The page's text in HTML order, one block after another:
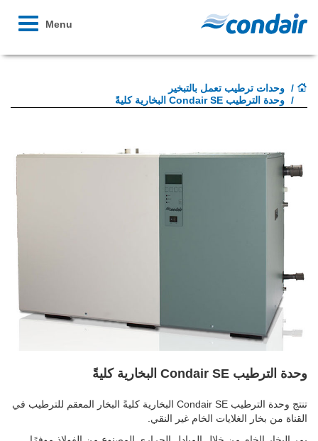
Toggle
Menu
وحدات ترطيب تعمل بالتبخير
وحدة الترطيب Condair SE البخارية كليةً
وحدة الترطيب Condair SE البخارية كليةً
تنتج وحدة الترطيب Condair SE البخارية كليةً البخار المعقم للترطيب في
القناة من بخار الغلايات الخام غير النقي.